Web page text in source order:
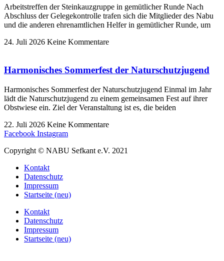
Arbeitstreffen der Steinkauzgruppe in gemütlicher Runde Nach
Abschluss der Gelegekontrolle trafen sich die Mitglieder des Nabu
und die anderen ehrenamtlichen Helfer in gemütlicher Runde, um
24. Juli 2026 Keine Kommentare
Harmonisches Sommerfest der Naturschutzjugend
Harmonisches Sommerfest der Naturschutzjugend Einmal im Jahr
lädt die Naturschutzjugend zu einem gemeinsamen Fest auf ihrer
Obstwiese ein. Ziel der Veranstaltung ist es, die beiden
22. Juli 2026 Keine Kommentare
Facebook Instagram
Copyright © NABU Sefkant e.V. 2021
Kontakt
Datenschutz
Impressum
Startseite (neu)
Kontakt
Datenschutz
Impressum
Startseite (neu)